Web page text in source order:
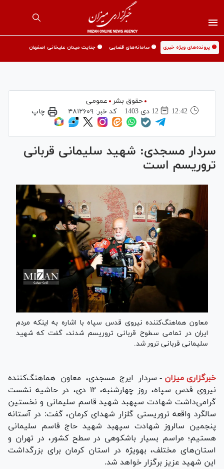
🟡 پرونده‌های ویژه خبری 🟡 سامانه‌های قضایی 🟡 جنایت میدان علیخانی اصفهان
حقوق بشر
عمومی
12:42
12 دی 1403 کد خبر: ۴۸۱۲۶۰۹ چاپ
سردار مسجدی: شهید سلیمانی قربانی
تروریسم است
معاون هماهنگ‌کننده نیروی قدس سپاه با اشاره به اینکه مردم
ایران در تمامی سطوح قربانی تروریسم شدند، گفت که شهید
سلیمانی قربانی ترور شد.
خبرگزاری میزان - سردار ایرج مسجدی، معاون هماهنگ‌کننده
نیروی قدس سپاه، روز چهارشنبه، ۱۲ دی، در حاشیه نشست
گرامی‌داشت شهادت سپهبد شهید قاسم سلیمانی و نخستین
سالگرد واقعه تروریستی گلزار شهدای کرمان، گفت: در آستانه
پنجمین سالروز شهادت سپهبد شهید حاج قاسم سلیمانی
هستیم؛ مراسم بسیار باشکوهی در سطح کشور، در تهران و
استان‌های مختلف، به‎ویژه در استان کرمان برای بزرگداشت
این شهید عزیز برگزار خواهد شد.